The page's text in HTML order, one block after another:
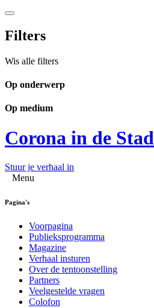
Filters
Wis alle filters
Op onderwerp
Op medium
Corona in de Stad
Stuur je verhaal in
Menu
Pagina's
Voorpagina
Publieksprogramma
Magazine
Verhaal insturen
Over de tentoonstelling
Partners
Veelgestelde vragen
Colofon